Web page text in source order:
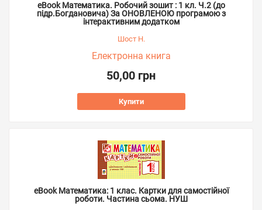
eBook Математика. Робочий зошит : 1 кл. Ч.2 (до
підр.Богдановича) За ОНОВЛЕНОЮ програмою з
інтерактивним додатком
Шост Н.
Електронна книга
50,00 грн
Купити
eBook Математика: 1 клас. Картки для самостійної
роботи. Частина сьома. НУШ